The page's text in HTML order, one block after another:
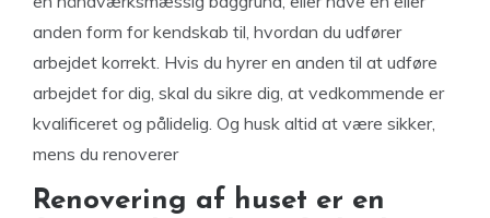
anden form for kendskab til, hvordan du udfører
arbejdet korrekt. Hvis du hyrer en anden til at udføre
arbejdet for dig, skal du sikre dig, at vedkommende er
kvalificeret og pålidelig. Og husk altid at være sikker,
mens du renoverer
Renovering af huset er en